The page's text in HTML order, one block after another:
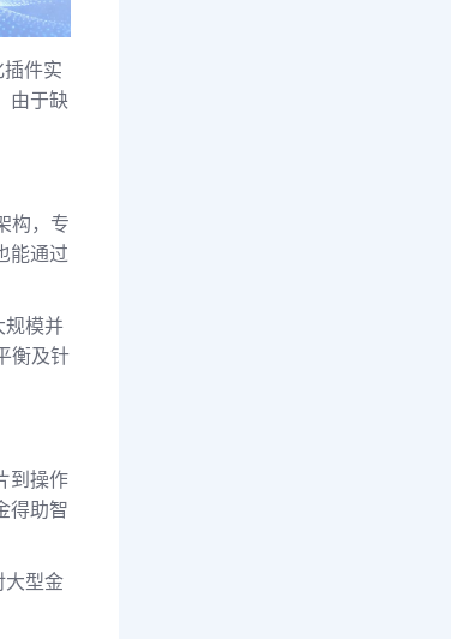
件实
由于缺
构，专
能通过
规模并
衡及针
到操作
得助智
大型金